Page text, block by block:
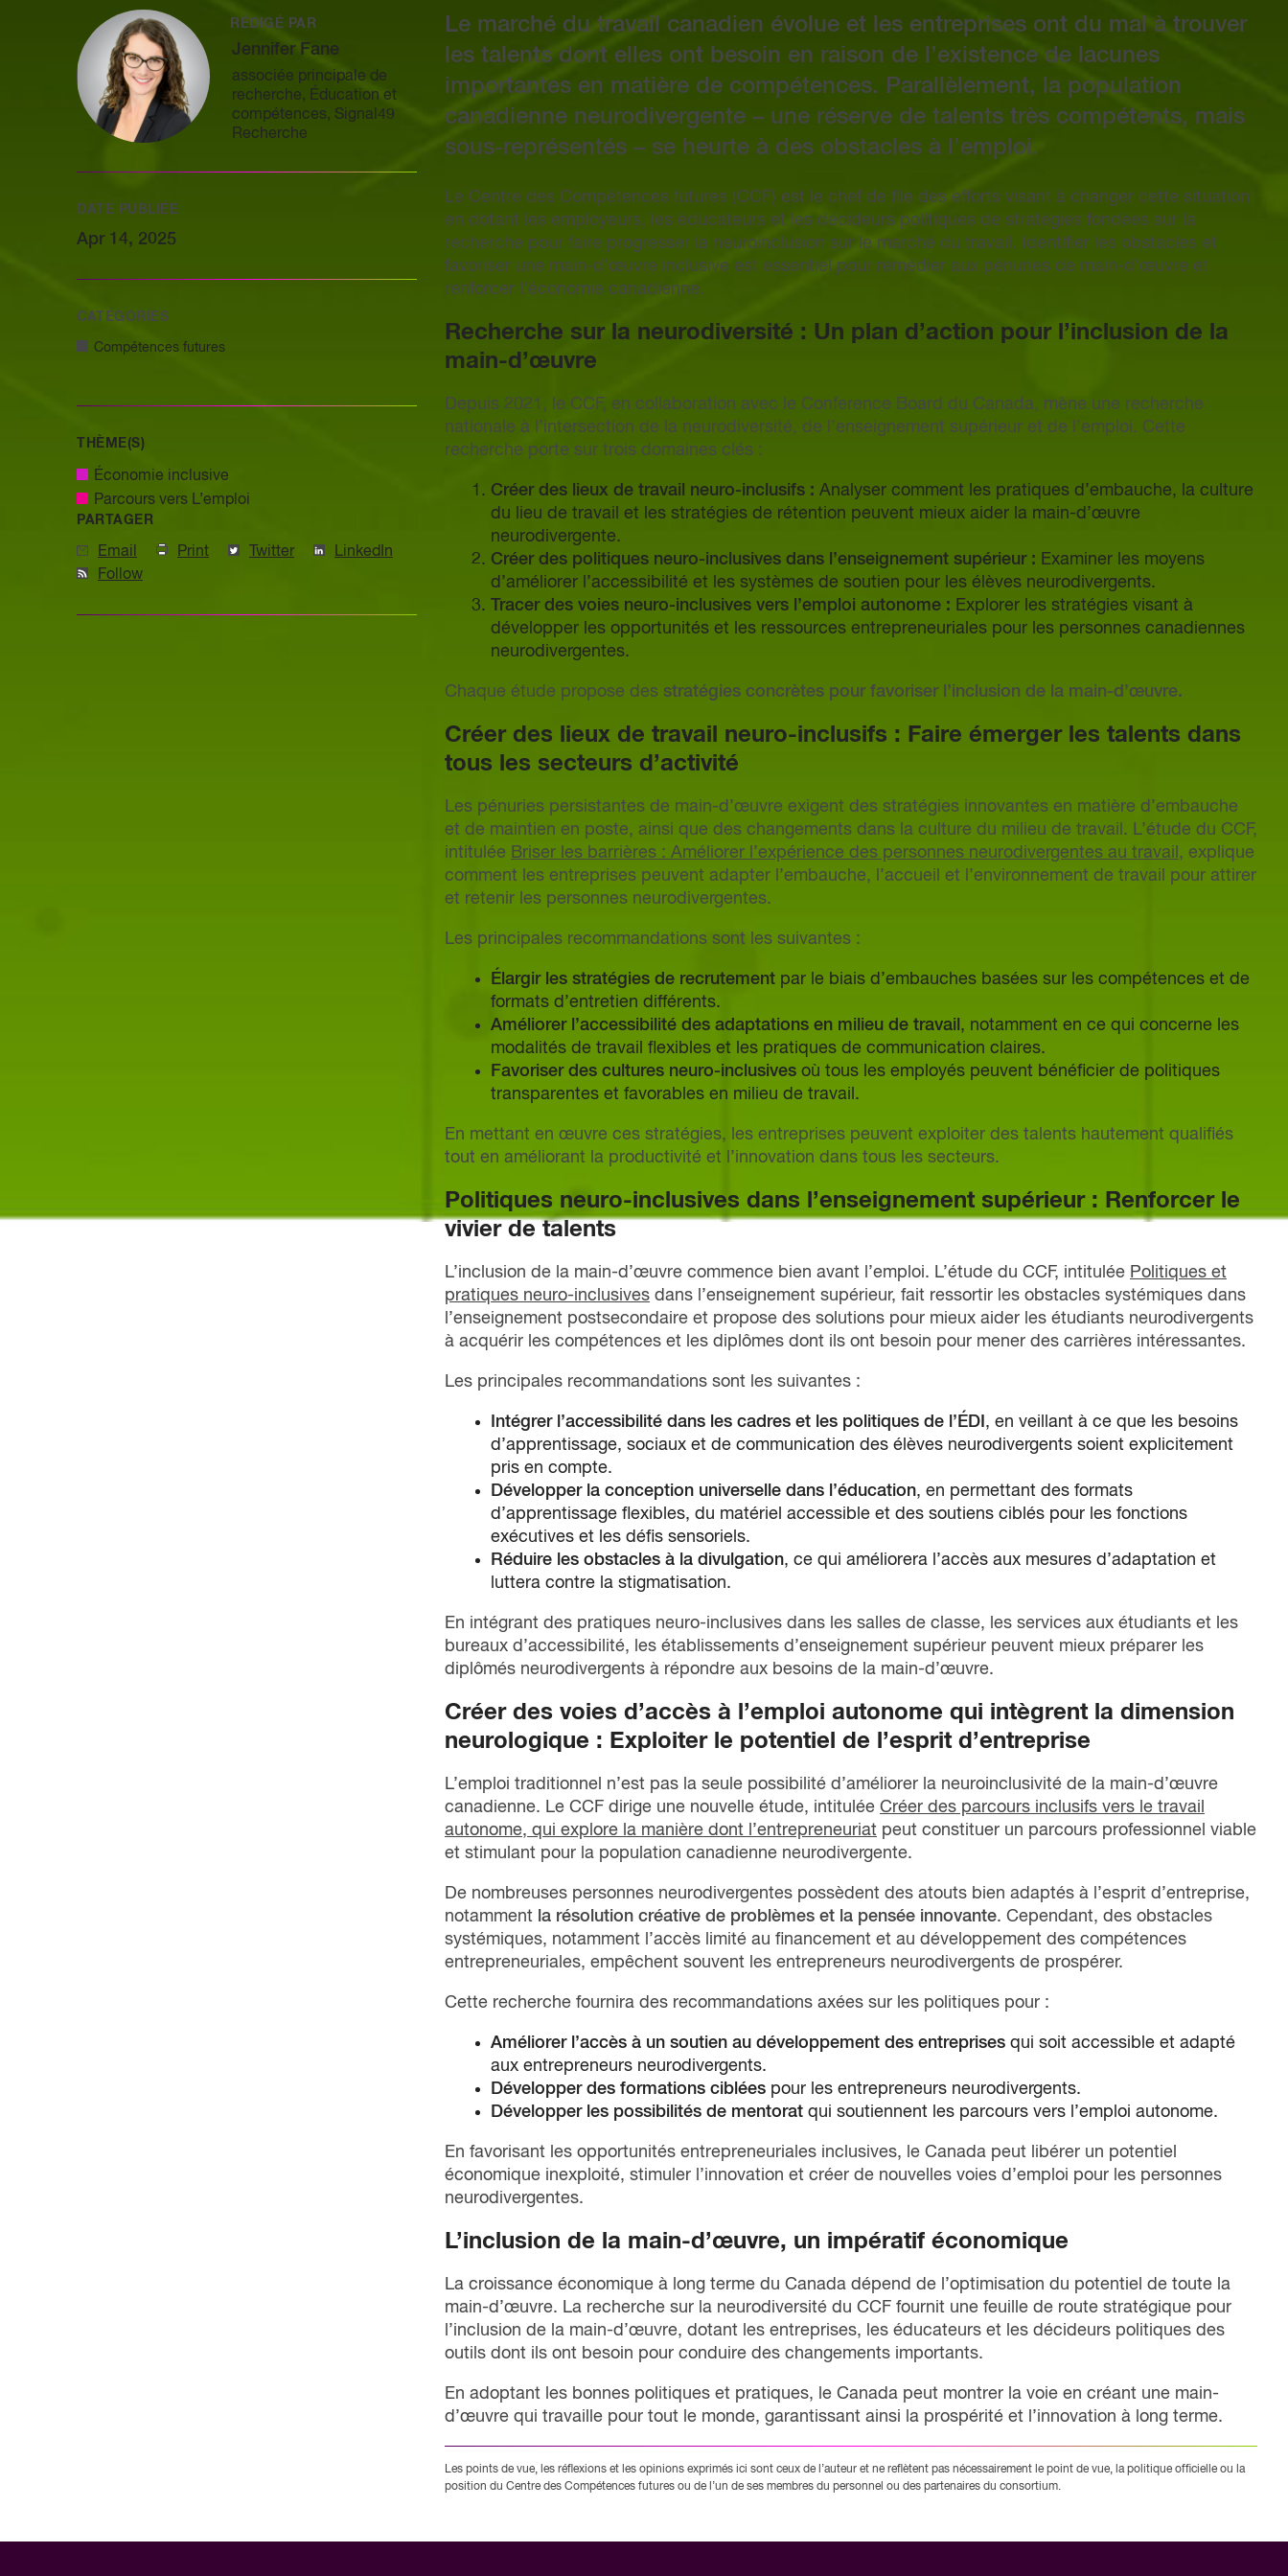
RÉDIGÉ PAR
Jennifer Fane
associée principale de
recherche, Éducation et
compétences, Signal49
Recherche
DATE PUBLIÉE
Apr 14, 2025
CATÉGORIES
Compétences futures
THÈME(S)
Économie inclusive
Parcours vers L’emploi
PARTAGER
Email Print Twitter
LinkedIn
Follow
Le marché du travail canadien évolue et les entreprises ont du mal à trouver
les talents dont elles ont besoin en raison de l’existence de lacunes
importantes en matière de compétences. Parallèlement, la population
canadienne neurodivergente – une réserve de talents très compétents, mais
sous-représentés – se heurte à des obstacles à l’emploi.
Le Centre des Compétences futures (CCF) est le chef de file des efforts visant à changer cette situation
en dotant les employeurs, les éducateurs et les décideurs politiques de stratégies fondées sur la
recherche pour faire progresser la neuroinclusion sur le marché du travail. Identifier les obstacles et
favoriser une main-d’œuvre inclusive est essentiel pour remédier aux pénuries de main-d’œuvre et
renforcer l’économie canadienne.
Recherche sur la neurodiversité : Un plan d’action pour l’inclusion de la
main-d’œuvre
Depuis 2021, le CCF, en collaboration avec le Conference Board du Canada, mène une recherche
nationale à l’intersection de la neurodiversité, de l’enseignement supérieur et de l’emploi. Cette
recherche porte sur trois domaines clés :
Créer des lieux de travail neuro-inclusifs : Analyser comment les pratiques d’embauche, la culture
du lieu de travail et les stratégies de rétention peuvent mieux aider la main-d’œuvre
neurodivergente.
Créer des politiques neuro-inclusives dans l’enseignement supérieur : Examiner les moyens
d’améliorer l’accessibilité et les systèmes de soutien pour les élèves neurodivergents.
Tracer des voies neuro-inclusives vers l’emploi autonome : Explorer les stratégies visant à
développer les opportunités et les ressources entrepreneuriales pour les personnes canadiennes
neurodivergentes.
Chaque étude propose des stratégies concrètes pour favoriser l’inclusion de la main-d’œuvre.
Créer des lieux de travail neuro-inclusifs : Faire émerger les talents dans
tous les secteurs d’activité
Les pénuries persistantes de main-d’œuvre exigent des stratégies innovantes en matière d’embauche
et de maintien en poste, ainsi que des changements dans la culture du milieu de travail. L’étude du CCF,
intitulée Briser les barrières : Améliorer l’expérience des personnes neurodivergentes au travail , explique
comment les entreprises peuvent adapter l’embauche, l’accueil et l’environnement de travail pour attirer
et retenir les personnes neurodivergentes.
Les principales recommandations sont les suivantes :
Élargir les stratégies de recrutement par le biais d’embauches basées sur les compétences et de
formats d’entretien différents.
Améliorer l’accessibilité des adaptations en milieu de travail , notamment en ce qui concerne les
modalités de travail flexibles et les pratiques de communication claires.
Favoriser des cultures neuro-inclusives où tous les employés peuvent bénéficier de politiques
transparentes et favorables en milieu de travail.
En mettant en œuvre ces stratégies, les entreprises peuvent exploiter des talents hautement qualifiés
tout en améliorant la productivité et l’innovation dans tous les secteurs.
Politiques neuro-inclusives dans l’enseignement supérieur : Renforcer le
vivier de talents
L’inclusion de la main-d’œuvre commence bien avant l’emploi. L’étude du CCF, intitulée Politiques et
pratiques neuro-inclusives dans l’enseignement supérieur, fait ressortir les obstacles systémiques dans
l’enseignement postsecondaire et propose des solutions pour mieux aider les étudiants neurodivergents
à acquérir les compétences et les diplômes dont ils ont besoin pour mener des carrières intéressantes.
Les principales recommandations sont les suivantes :
Intégrer l’accessibilité dans les cadres et les politiques de l’ÉDI , en veillant à ce que les besoins
d’apprentissage, sociaux et de communication des élèves neurodivergents soient explicitement
pris en compte.
Développer la conception universelle dans l’éducation, en permettant des formats
d’apprentissage flexibles, du matériel accessible et des soutiens ciblés pour les fonctions
exécutives et les défis sensoriels.
Réduire les obstacles à la divulgation, ce qui améliorera l’accès aux mesures d’adaptation et
luttera contre la stigmatisation.
En intégrant des pratiques neuro-inclusives dans les salles de classe, les services aux étudiants et les
bureaux d’accessibilité, les établissements d’enseignement supérieur peuvent mieux préparer les
diplômés neurodivergents à répondre aux besoins de la main-d’œuvre.
Créer des voies d’accès à l’emploi autonome qui intègrent la dimension
neurologique : Exploiter le potentiel de l’esprit d’entreprise
L’emploi traditionnel n’est pas la seule possibilité d’améliorer la neuroinclusivité de la main-d’œuvre
canadienne. Le CCF dirige une nouvelle étude, intitulée Créer des parcours inclusifs vers le travail
autonome, qui explore la manière dont l’entrepreneuriat peut constituer un parcours professionnel viable
et stimulant pour la population canadienne neurodivergente.
De nombreuses personnes neurodivergentes possèdent des atouts bien adaptés à l’esprit d’entreprise,
notamment la résolution créative de problèmes et la pensée innovante. Cependant, des obstacles
systémiques, notamment l’accès limité au financement et au développement des compétences
entrepreneuriales, empêchent souvent les entrepreneurs neurodivergents de prospérer.
Cette recherche fournira des recommandations axées sur les politiques pour :
Améliorer l’accès à un soutien au développement des entreprises qui soit accessible et adapté
aux entrepreneurs neurodivergents.
Développer des formations ciblées pour les entrepreneurs neurodivergents.
Développer les possibilités de mentorat qui soutiennent les parcours vers l’emploi autonome.
En favorisant les opportunités entrepreneuriales inclusives, le Canada peut libérer un potentiel
économique inexploité, stimuler l’innovation et créer de nouvelles voies d’emploi pour les personnes
neurodivergentes.
L’inclusion de la main-d’œuvre, un impératif économique
La croissance économique à long terme du Canada dépend de l’optimisation du potentiel de toute la
main-d’œuvre. La recherche sur la neurodiversité du CCF fournit une feuille de route stratégique pour
l’inclusion de la main-d’œuvre, dotant les entreprises, les éducateurs et les décideurs politiques des
outils dont ils ont besoin pour conduire des changements importants.
En adoptant les bonnes politiques et pratiques, le Canada peut montrer la voie en créant une main-
d’œuvre qui travaille pour tout le monde, garantissant ainsi la prospérité et l’innovation à long terme.
Les points de vue, les réflexions et les opinions exprimés ici sont ceux de l’auteur et ne reflètent pas nécessairement le point de vue, la politique officielle ou la
position du Centre des Compétences futures ou de l’un de ses membres du personnel ou des partenaires du consortium.